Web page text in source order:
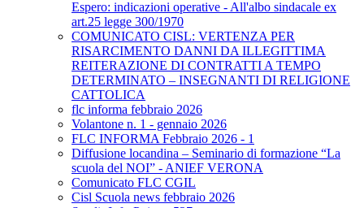
Espero: indicazioni operative - All'albo sindacale ex
art.25 legge 300/1970
COMUNICATO CISL: VERTENZA PER
RISARCIMENTO DANNI DA ILLEGITTIMA
REITERAZIONE DI CONTRATTI A TEMPO
DETERMINATO – INSEGNANTI DI RELIGIONE
CATTOLICA
flc informa febbraio 2026
Volantone n. 1 - gennaio 2026
FLC INFORMA Febbraio 2026 - 1
Diffusione locandina – Seminario di formazione “La
scuola del NOI” - ANIEF VERONA
Comunicato FLC CGIL
Cisl Scuola news febbraio 2026